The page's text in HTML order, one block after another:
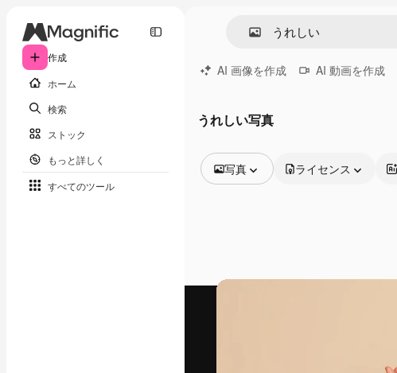
作成
ホーム
検索
ストック
もっと詳しく
すべてのツール
AI 画像を作成 AI 動画を作成
うれしい写真
写真
動画
ライセンス